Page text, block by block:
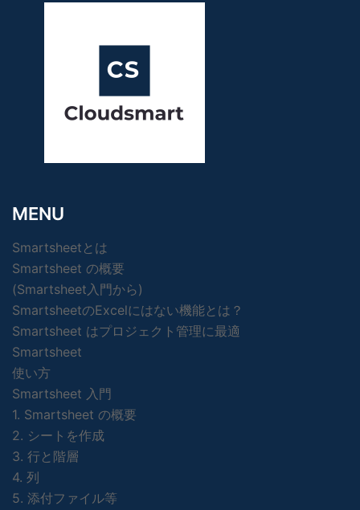
MENU
Smartsheetとは
Smartsheet の概要
(Smartsheet入門から)
SmartsheetのExcelにはない機能とは？
Smartsheet はプロジェクト管理に最適
Smartsheet
使い方
Smartsheet 入門
1. Smartsheet の概要
2. シートを作成
3. 行と階層
4. 列
5. 添付ファイル等